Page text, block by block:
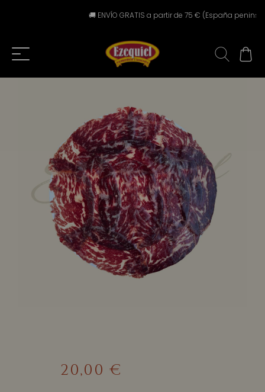
🚚 ENVÍO GRATIS a partir de 75 € (España
20,00 €